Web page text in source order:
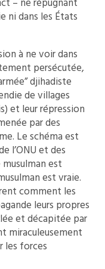
– ne répugnant
ni dans les États
à ne voir dans
persécutée,
djihadiste
de villages
et leur répression
par des
Le schéma est
l’ONU et des
est
est vraie.
comment les
leurs propres
et décapitée par
miraculeusement
les forces